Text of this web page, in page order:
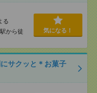
る
から徒
気になる！
サクッと＊お菓子